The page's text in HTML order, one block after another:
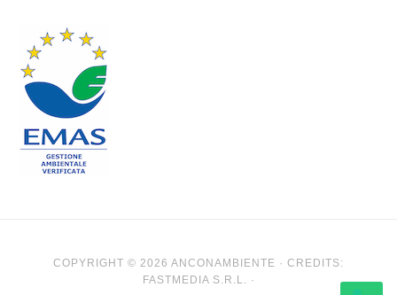
COPYRIGHT © 2026 ANCONAMBIENTE · CREDITS:
FASTMEDIA S.R.L. ·